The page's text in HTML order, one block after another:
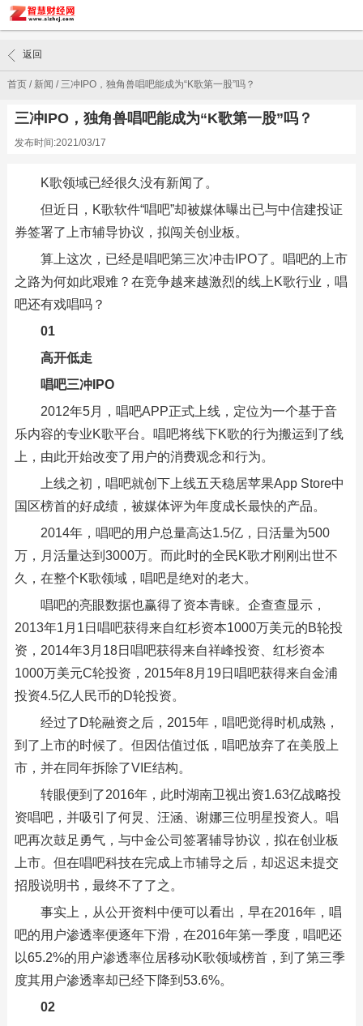
首页/ 新闻 / 三冲IPO，独角兽唱吧能成为“K歌第一股”吗？
返回
三冲IPO，独角兽唱吧能成为“K歌第一股”吗？
发布时间:2021/03/17
K歌领域已经很久没有新闻了。
但近日，K歌软件“唱吧”却被媒体曝出已与中信建投证
券签署了上市辅导协议，拟闯关创业板。
算上这次，已经是唱吧第三次冲击IPO了。唱吧的上市
之路为何如此艰难？在竞争越来越激烈的线上K歌行业，唱
吧还有戏唱吗？
01
高开低走
唱吧三冲IPO
2012年5月，唱吧APP正式上线，定位为一个基于音
乐内容的专业K歌平台。唱吧将线下K歌的行为搬运到了线
上，由此开始改变了用户的消费观念和行为。
上线之初，唱吧就创下上线五天稳居苹果App Store中
国区榜首的好成绩，被媒体评为年度成长最快的产品。
2014年，唱吧的用户总量高达1.5亿，日活量为500
万，月活量达到3000万。而此时的全民K歌才刚刚出世不
久，在整个K歌领域，唱吧是绝对的老大。
唱吧的亮眼数据也赢得了资本青睐。企查查显示，
2013年1月1日唱吧获得来自红杉资本1000万美元的B轮投
资，2014年3月18日唱吧获得来自祥峰投资、红杉资本
1000万美元C轮投资，2015年8月19日唱吧获得来自金浦
投资4.5亿人民币的D轮投资。
经过了D轮融资之后，2015年，唱吧觉得时机成熟，
到了上市的时候了。但因估值过低，唱吧放弃了在美股上
市，并在同年拆除了VIE结构。
转眼便到了2016年，此时湖南卫视出资1.63亿战略投
资唱吧，并吸引了何炅、汪涵、谢娜三位明星投资人。唱
吧再次鼓足勇气，与中金公司签署辅导协议，拟在创业板
上市。但在唱吧科技在完成上市辅导之后，却迟迟未提交
招股说明书，最终不了了之。
事实上，从公开资料中便可以看出，早在2016年，唱
吧的用户渗透率便逐年下滑，在2016年第一季度，唱吧还
以65.2%的用户渗透率位居移动K歌领域榜首，到了第三季
度其用户渗透率却已经下降到53.6%。
02